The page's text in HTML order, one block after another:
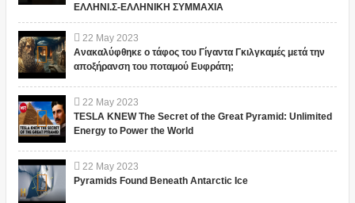
ΕΛΛΗΝΙ.Σ-ΕΛΛΗΝΙΚΗ ΣΥΜΜΑΧΙΑ
22 May 2023
Ανακαλύφθηκε ο τάφος του Γίγαντα Γκιλγκαμές μετά την
αποξήρανση του ποταμού Ευφράτη;
22 May 2023
TESLA KNEW The Secret of the Great Pyramid: Unlimited
Energy to Power the World
22 May 2023
Pyramids Found Beneath Antarctic Ice